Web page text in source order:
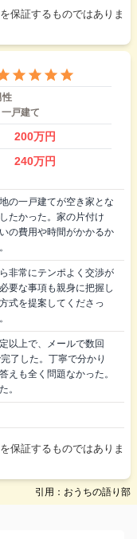
保証するものではありま
性
一戸建て
200万円
240万円
の一戸建てが空き家とな
たかった。家の片付け
の費用や時間がかかるか
非常にテンポよく交渉が
要な事項も親身に把握し
式を提案してくださっ
以上で、メールで数回
了した。丁寧で分かり
えも全く問題なかった。
。
保証するものではありま
引用：おうちの語り部